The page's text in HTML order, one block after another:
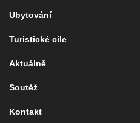
Ubytování
Turistické cíle
Aktuálně
Soutěž
Kontakt